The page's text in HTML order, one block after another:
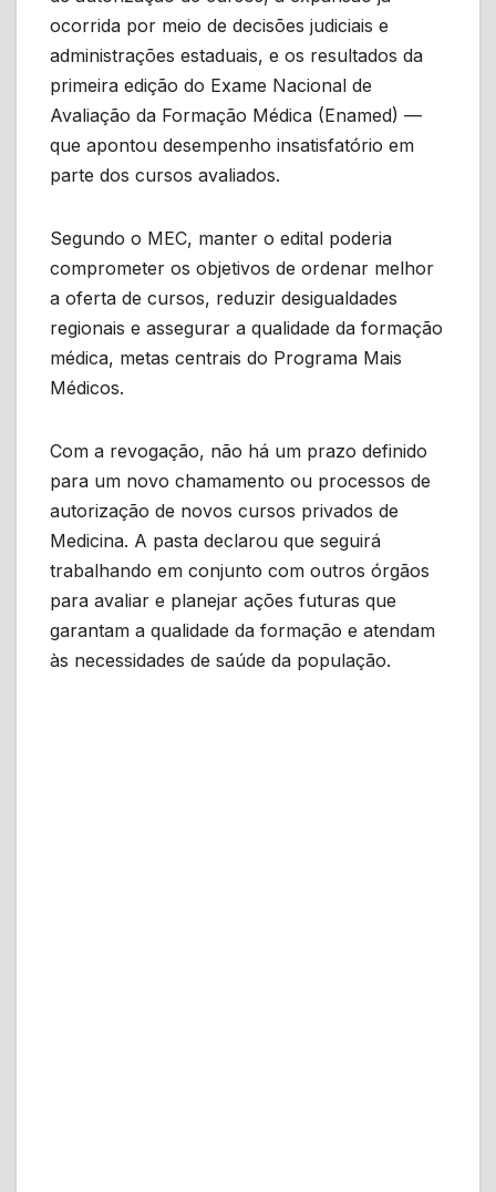
ocorrida por meio de decisões judiciais e
administrações estaduais, e os resultados da
primeira edição do Exame Nacional de
Avaliação da Formação Médica (Enamed) —
que apontou desempenho insatisfatório em
parte dos cursos avaliados.
Segundo o MEC, manter o edital poderia
comprometer os objetivos de ordenar melhor
a oferta de cursos, reduzir desigualdades
regionais e assegurar a qualidade da formação
médica, metas centrais do Programa Mais
Médicos.
Com a revogação, não há um prazo definido
para um novo chamamento ou processos de
autorização de novos cursos privados de
Medicina. A pasta declarou que seguirá
trabalhando em conjunto com outros órgãos
para avaliar e planejar ações futuras que
garantam a qualidade da formação e atendam
às necessidades de saúde da população.